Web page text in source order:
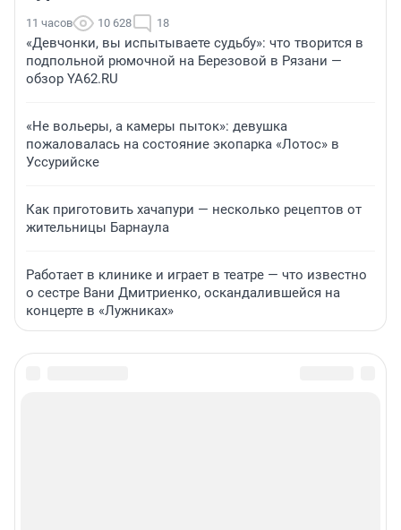
11 часов 10 628 18
«Девчонки, вы испытываете судьбу»: что творится в
подпольной рюмочной на Березовой в Рязани —
обзор YA62.RU
«Не вольеры, а камеры пыток»: девушка
пожаловалась на состояние экопарка «Лотос» в
Уссурийске
Как приготовить хачапури — несколько рецептов от
жительницы Барнаула
Работает в клинике и играет в театре — что известно
о сестре Вани Дмитриенко, оскандалившейся на
концерте в «Лужниках»